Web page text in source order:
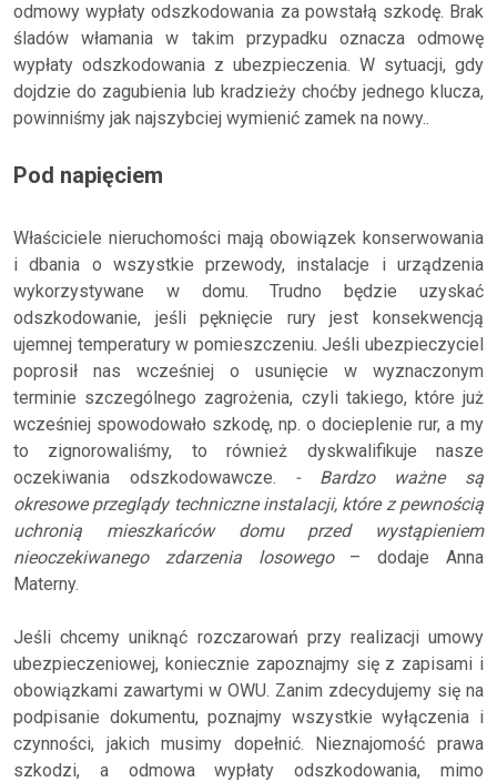
odmowy wypłaty odszkodowania za powstałą szkodę. Brak
śladów włamania w takim przypadku oznacza odmowę
wypłaty odszkodowania z ubezpieczenia. W sytuacji, gdy
dojdzie do zagubienia lub kradzieży choćby jednego klucza,
powinniśmy jak najszybciej wymienić zamek na nowy..
Pod napięciem
Właściciele nieruchomości mają obowiązek konserwowania
i dbania o wszystkie przewody, instalacje i urządzenia
wykorzystywane w domu. Trudno będzie uzyskać
odszkodowanie, jeśli pęknięcie rury jest konsekwencją
ujemnej temperatury w pomieszczeniu. Jeśli ubezpieczyciel
poprosił nas wcześniej o usunięcie w wyznaczonym
terminie szczególnego zagrożenia, czyli takiego, które już
wcześniej spowodowało szkodę, np. o docieplenie rur, a my
to zignorowaliśmy, to również dyskwalifikuje nasze
oczekiwania odszkodowawcze. - Bardzo ważne są
okresowe przeglądy techniczne instalacji, które z pewnością
uchronią mieszkańców domu przed wystąpieniem
nieoczekiwanego zdarzenia losowego– dodaje Anna
Materny.
Jeśli chcemy uniknąć rozczarowań przy realizacji umowy
ubezpieczeniowej, koniecznie zapoznajmy się z zapisami i
obowiązkami zawartymi w OWU. Zanim zdecydujemy się na
podpisanie dokumentu, poznajmy wszystkie wyłączenia i
czynności, jakich musimy dopełnić. Nieznajomość prawa
szkodzi, a odmowa wypłaty odszkodowania, mimo